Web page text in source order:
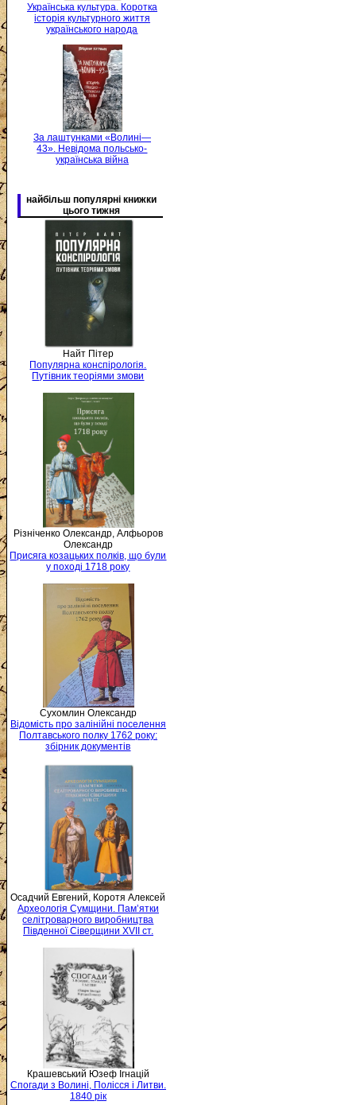
Українська культура. Коротка
історія культурного життя
українського народа
За лаштунками «Волині—
43». Невідома польсько-
українська війна
найбільш популярні книжки
цього тижня
Найт Пітер
Популярна конспірологія.
Путівник теоріями змови
Різніченко Олександр, Алфьоров
Олександр
Присяга козацьких полків, що були
у поході 1718 року
Сухомлин Олександр
Відомість про залінійні поселення
Полтавського полку 1762 року:
збірник документів
Осадчий Евгений, Коротя Алексей
Археологія Сумщини. Пам’ятки
селітроварного виробництва
Південної Сіверщини XVII ст.
Крашевський Юзеф Ігнацій
Спогади з Волині, Полісся і Литви.
1840 рік